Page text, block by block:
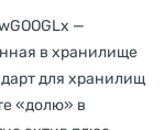
—
в хранилище
для хранилищ
«долю» в